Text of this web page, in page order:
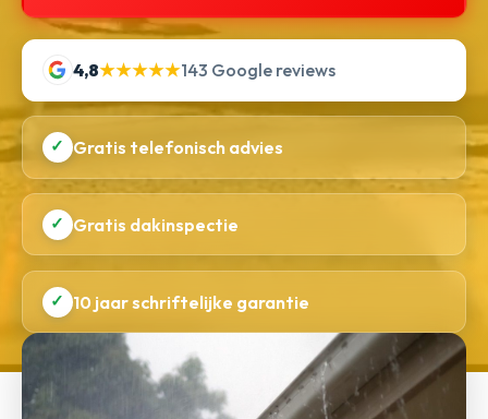
4,8★★★★★143 Google reviews
✓ Gratis telefonisch advies
✓ Gratis dakinspectie
✓ 10 jaar schriftelijke garantie